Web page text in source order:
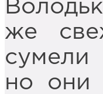
же
сумели
но они